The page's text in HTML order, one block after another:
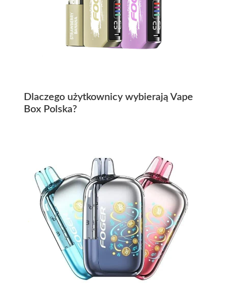
Dlaczego użytkownicy wybierają Vape
Box Polska?